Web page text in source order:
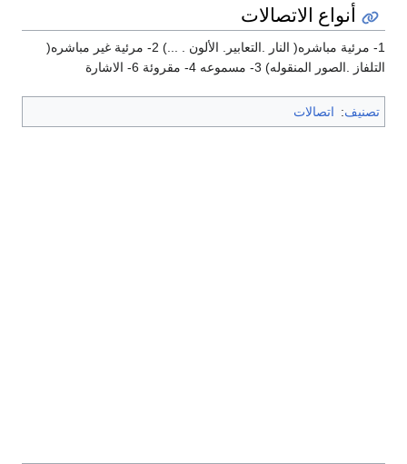
أنواع الاتصالات
1- مرئية مباشره( النار .التعابير. الألون . ...) 2- مرئية غير مباشره(
التلفاز .الصور المنقوله) 3- مسموعه 4- مقروئة 6- الاشارة
تصنيف: اتصالات